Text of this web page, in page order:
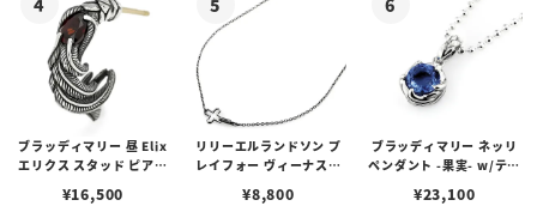
ブラッディマリー 昼 Elix
エリクス スタッド ピアス
¥16,500
リリーエルランドソン プ
レイフォー ヴィーナスチ
¥8,800
ブラッディマリー ネッリ
ペンダント -果実- w/ティ
¥23,100